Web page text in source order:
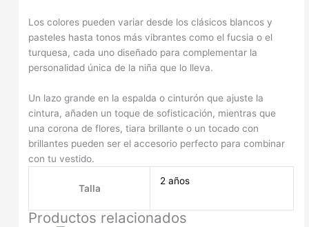
Los colores pueden variar desde los clásicos blancos y
pasteles hasta tonos más vibrantes como el fucsia o el
turquesa, cada uno diseñado para complementar la
personalidad única de la niña que lo lleva.
Un lazo grande en la espalda o cinturón que ajuste la
cintura, añaden un toque de sofisticación, mientras que
una corona de flores, tiara brillante o un tocado con
brillantes pueden ser el accesorio perfecto para combinar
con tu vestido.
Talla
2 años
Productos relacionados